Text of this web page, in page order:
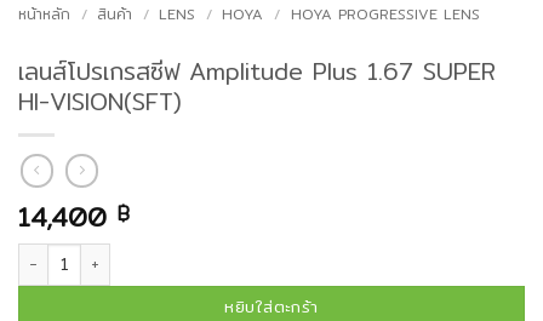
หน้าหลัก / สินค้า / LENS / HOYA / HOYA PROGRESSIVE LENS
เลนส์โปรเกรสซีฟ Amplitude Plus 1.67 SUPER
HI-VISION(SFT)
14,400 ฿
จำนวน เลนส์โปรเกรสซีฟ Amplitude Plus 1.67 SUPER HI-VISION(SFT) ชิ้น
หยิบใส่ตะกร้า